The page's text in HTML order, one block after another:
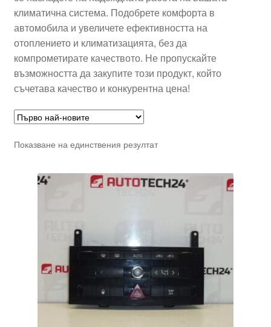
климатична система. Подобрете комфорта в
автомобила и увеличете ефективността на
отоплението и климатизацията, без да
компрометирате качеството. Не пропускайте
възможността да закупите този продукт, който
съчетава качество и конкурентна цена!
Показване на единствения резултат